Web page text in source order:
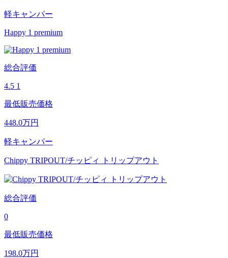
軽キャンパー
Happy 1 premium
総合評価
4.5 1
最低販売価格
448.0万円
軽キャンパー
Chippy TRIPOUT/チッピィ トリップアウト
総合評価
0
最低販売価格
198.0万円